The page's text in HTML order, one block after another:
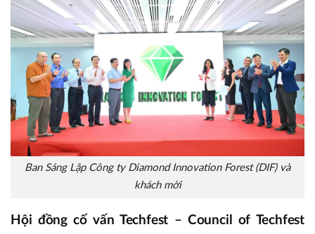
Ban Sáng Lập Công ty Diamond Innovation Forest (DIF) và
khách mời
Hội đồng cố vấn Techfest – Council of Techfest